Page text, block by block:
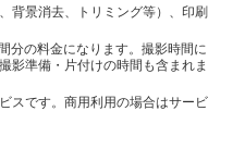
背景消去、トリミング等）、印刷
分の料金になります。撮影時間に
影準備・片付けの時間も含まれま
スです。商用利用の場合はサービ